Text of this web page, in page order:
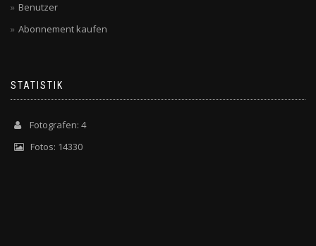
Benutzer
Abonnement kaufen
STATISTIK
Fotografen: 4
Fotos: 14330